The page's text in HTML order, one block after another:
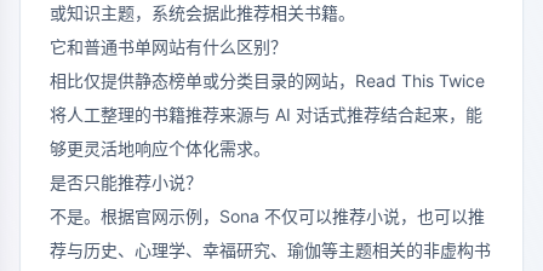
或知识主题，系统会据此推荐相关书籍。
它和普通书单网站有什么区别？
相比仅提供静态榜单或分类目录的网站，Read This Twice
将人工整理的书籍推荐来源与 AI 对话式推荐结合起来，能
够更灵活地响应个体化需求。
是否只能推荐小说？
不是。根据官网示例，Sona 不仅可以推荐小说，也可以推
荐与历史、心理学、幸福研究、瑜伽等主题相关的非虚构书